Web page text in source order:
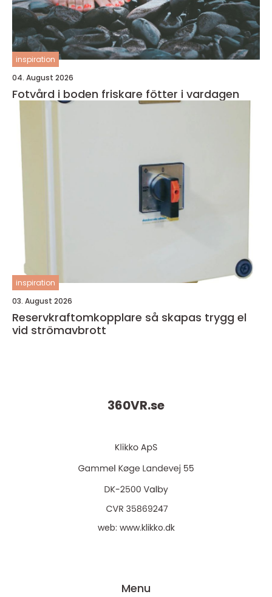
inspiration
04. August 2026
Fotvård i boden friskare fötter i vardagen
inspiration
03. August 2026
Reservkraftomkopplare så skapas trygg el
vid strömavbrott
360VR.se
web: www.klikko.dk
Menu